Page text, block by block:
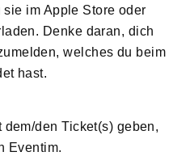
im Apple Store oder
Denke daran, dich
welches du beim
hast.
den Ticket(s) geben,
Eventim.